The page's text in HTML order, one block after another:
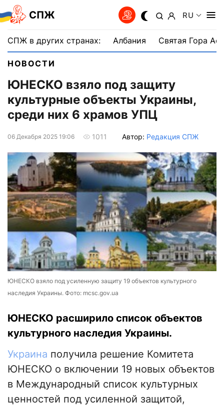
СПЖ RU
СПЖ в других странах: Албания Святая Гора
НОВОСТИ
ЮНЕСКО взяло под защиту
культурные объекты Украины,
среди них 6 храмов УПЦ
06 Декабря 2025 19:06 1011 Автор: Редакция СПЖ
ЮНЕСКО взяло под усиленную защиту 19 объектов культурного
наследия Украины. Фото: mcsc.gov.ua
ЮНЕСКО расширило список объектов
культурного наследия Украины.
Украина получила решение Комитета
ЮНЕСКО о включении 19 новых объектов
в Международный список культурных
ценностей под усиленной защитой,